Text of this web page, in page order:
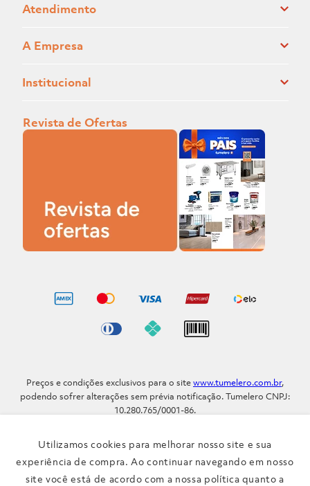
Utilizamos cookies para melhorar nosso site e sua
experiência de compra. Ao continuar navegando em nosso
site você está de acordo com a nossa política quanto a
Atendimento
A Empresa
Institucional
Revista de Ofertas
Preços e condições exclusivos para o sitewww.tumelero.com.br,
podendo sofrer alterações sem prévia notificação. Tumelero CNPJ:
10.280.765/0001-86.
91.110-001
Telefone: (51) 3371-9290